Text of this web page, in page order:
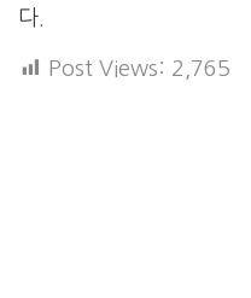
다.
Post Views: 2,765